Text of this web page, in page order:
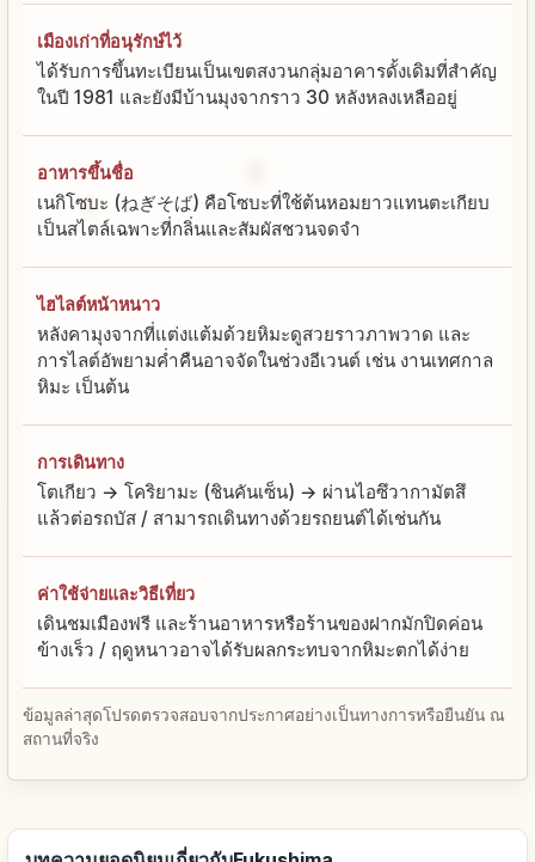
เมืองเก่าที่อนุรักษ์ไว้
ได้รับการขึ้นทะเบียนเป็นเขตสงวนกลุ่มอาคารดั้งเดิมที่สำคัญ
ในปี 1981 และยังมีบ้านมุงจากราว 30 หลังหลงเหลืออยู่
อาหารขึ้นชื่อ
เนกิโซบะ (ねぎそば) คือโซบะที่ใช้ต้นหอมยาวแทนตะเกียบ
เป็นสไตล์เฉพาะที่กลิ่นและสัมผัสชวนจดจำ
ไฮไลต์หน้าหนาว
หลังคามุงจากที่แต่งแต้มด้วยหิมะดูสวยราวภาพวาด และ
การไลต์อัพยามค่ำคืนอาจจัดในช่วงอีเวนต์ เช่น งานเทศกาล
หิมะ เป็นต้น
การเดินทาง
โตเกียว → โคริยามะ (ชินคันเซ็น) → ผ่านไอซึวากามัตสึ
แล้วต่อรถบัส / สามารถเดินทางด้วยรถยนต์ได้เช่นกัน
ค่าใช้จ่ายและวิธีเที่ยว
เดินชมเมืองฟรี และร้านอาหารหรือร้านของฝากมักปิดค่อน
ข้างเร็ว / ฤดูหนาวอาจได้รับผลกระทบจากหิมะตกได้ง่าย
ข้อมูลล่าสุดโปรดตรวจสอบจากประกาศอย่างเป็นทางการหรือยืนยัน ณ
สถานที่จริง